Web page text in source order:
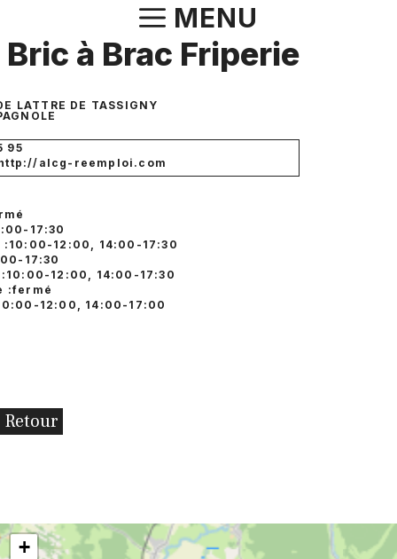
au
contenu
MENU
Bric à Brac Friperie
LATTRE DE TASSIGNY
95
alcg-reemploi.com
17:30
12:00, 14:00-17:30
17:30
12:00, 14:00-17:30
:fermé
12:00, 14:00-17:00
Retour
+